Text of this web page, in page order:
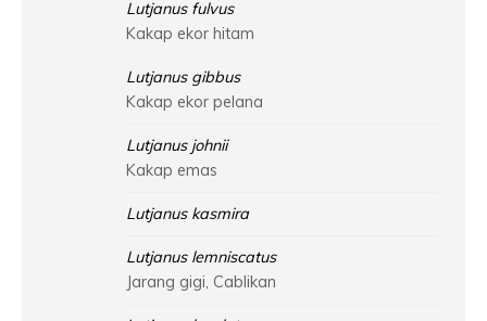
Lutjanus fulvus
Kakap ekor hitam
Lutjanus gibbus
Kakap ekor pelana
Lutjanus johnii
Kakap emas
Lutjanus kasmira
Lutjanus lemniscatus
Jarang gigi, Cablikan